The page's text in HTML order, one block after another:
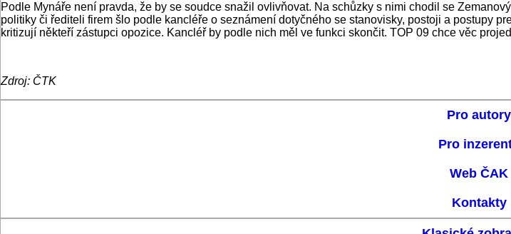
Podle Mynáře není pravda, že by se soudce snažil ovlivňovat. Na schůzky s nimi chodil se
politiky či řediteli firem šlo podle kancléře o seznámení dotyčného se stanovisky, postoji a postupy
kritizují někteří zástupci opozice. Kancléř by podle nich měl ve funkci skončit. TOP 09 chce věc
Zdroj: ČTK
Pro autory
Pro
Web ČAK
Kontakty